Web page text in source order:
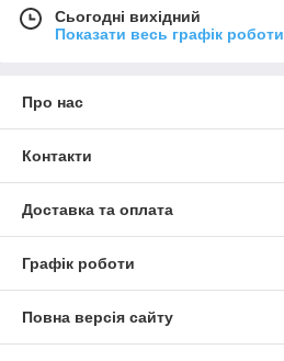
Сьогодні вихідний
Показати весь графік роботи
Про нас
Контакти
Доставка та оплата
Графік роботи
Повна версія сайту